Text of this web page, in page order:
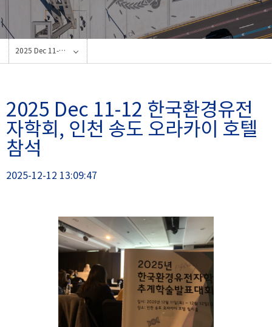
2025 Dec 11-12 한국환경유전자학회, 인천 송도 오라카이 호텔 참석
2025 Dec 11-12 한국환경유전
자학회, 인천 송도 오라카이 호텔
참석
2025-12-12 13:09:47